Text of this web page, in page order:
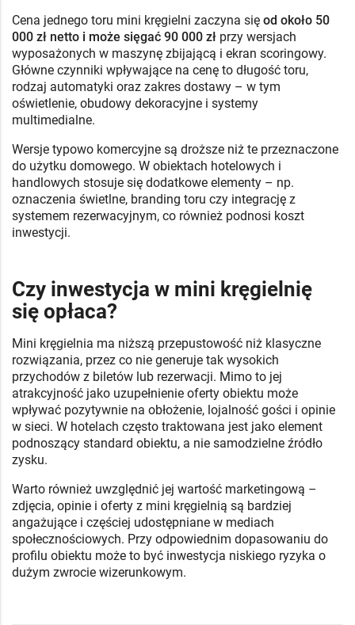
Cena jednego toru mini kręgielni zaczyna się od około 50
000 zł netto i może sięgać 90 000 zł przy wersjach
wyposażonych w maszynę zbijającą i ekran scoringowy.
Główne czynniki wpływające na cenę to długość toru,
rodzaj automatyki oraz zakres dostawy – w tym
oświetlenie, obudowy dekoracyjne i systemy
multimedialne.
Wersje typowo komercyjne są droższe niż te przeznaczone
do użytku domowego. W obiektach hotelowych i
handlowych stosuje się dodatkowe elementy – np.
oznaczenia świetlne, branding toru czy integrację z
systemem rezerwacyjnym, co również podnosi koszt
inwestycji.
Czy inwestycja w mini kręgielnię
się opłaca?
Mini kręgielnia ma niższą przepustowość niż klasyczne
rozwiązania, przez co nie generuje tak wysokich
przychodów z biletów lub rezerwacji. Mimo to jej
atrakcyjność jako uzupełnienie oferty obiektu może
wpływać pozytywnie na obłożenie, lojalność gości i opinie
w sieci. W hotelach często traktowana jest jako element
podnoszący standard obiektu, a nie samodzielne źródło
zysku.
Warto również uwzględnić jej wartość marketingową –
zdjęcia, opinie i oferty z mini kręgielnią są bardziej
angażujące i częściej udostępniane w mediach
społecznościowych. Przy odpowiednim dopasowaniu do
profilu obiektu może to być inwestycja niskiego ryzyka o
dużym zwrocie wizerunkowym.